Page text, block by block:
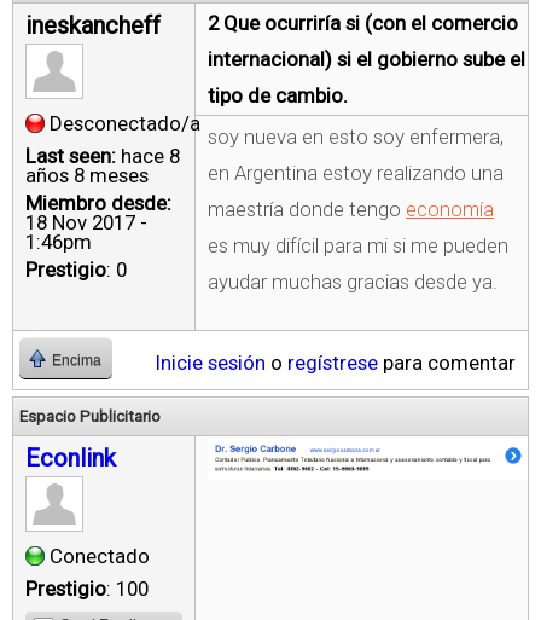
ineskancheff
Desconectado/a
Last seen: hace 8
años 8 meses
Miembro desde:
18 Nov 2017 -
1:46pm
Prestigio: 0
2 Que ocurriría si (con el comercio
internacional) si el gobierno sube el
tipo de cambio.
soy nueva en esto soy enfermera,
en Argentina estoy realizando una
maestría donde tengo economía
es muy difícil para mi si me pueden
ayudar muchas gracias desde ya.
Encima Inicie sesión o regístrese para comentar
Espacio Publicitario
Econlink
Conectado
Prestigio: 100